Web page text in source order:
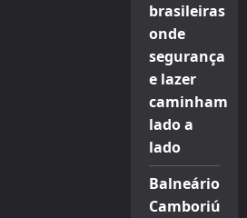
brasileiras
onde
segurança
e lazer
caminham
lado a
lado
Balneário
Camboriú